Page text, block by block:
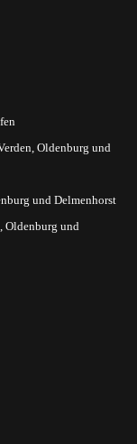
Oldenburg und
und Delmenhorst
Oldenburg und